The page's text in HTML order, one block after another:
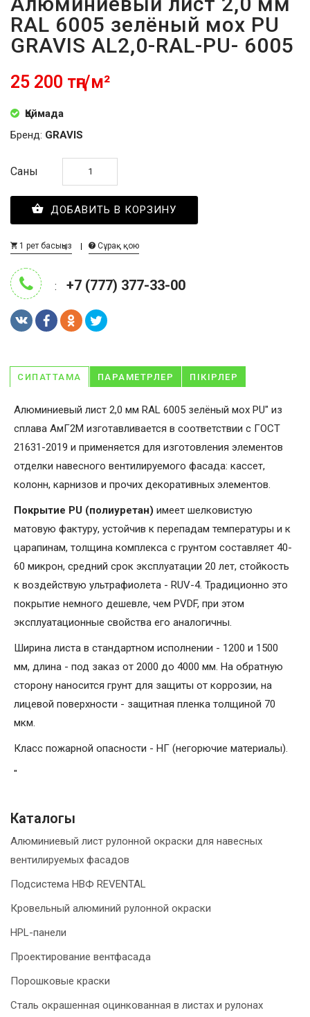
RAL 6005 зелёный мох PU
GRAVIS AL2,0-RAL-PU- 6005
25 200 тңг/м²
Қоймада
Бренд: GRAVIS
Саны
ДОБАВИТЬ В КОРЗИНУ
1 рет басыңыз Сұрақ қою
: +7 (777) 377-33-00
СИПАТТАМА ПАРАМЕТРЛЕР ПІКІРЛЕР
Алюминиевый лист 2,0 мм RAL 6005 зелёный мох PU" из
сплава АмГ2М изготавливается в соответствии с ГОСТ
21631-2019 и применяется для изготовления элементов
отделки навесного вентилируемого фасада: кассет,
колонн, карнизов и прочих декоративных элементов.
Покрытие PU (полиуретан) имеет шелковистую
матовую фактуру, устойчив к перепадам температуры и к
царапинам, толщина комплекса с грунтом составляет 40-
60 микрон, средний срок эксплуатации 20 лет, стойкость
к воздействую ультрафиолета - RUV-4. Традиционно это
покрытие немного дешевле, чем PVDF, при этом
эксплуатационные свойства его аналогичны.
Ширина листа в стандартном исполнении - 1200 и 1500
мм, длина - под заказ от 2000 до 4000 мм. На обратную
сторону наносится грунт для защиты от коррозии, на
лицевой поверхности - защитная пленка толщиной 70
мкм.
Класс пожарной опасности - НГ (негорючие материалы).
"
Каталогы
Алюминиевый лист рулонной окраски для навесных
вентилируемых фасадов
Подсистема НВФ REVENTAL
Кровельный алюминий рулонной окраски
HPL-панели
Проектирование вентфасада
Порошковые краски
Сталь окрашенная оцинкованная в листах и рулонах